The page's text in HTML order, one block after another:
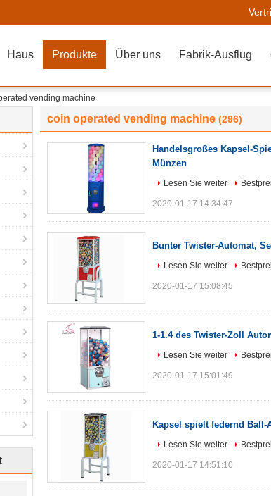
Haus Produkte Über uns Fabrik-Ausflug
vending machine
coin operated vending machine (296)
Handelsgroßes Kapsel-
Münzen
Lesen Sie weiter
2020-01-17 14:34:47
Bunter Twister-Automat,
Lesen Sie weiter
2020-01-17 15:08:45
1-1.4 des Twister-Zoll
Lesen Sie weiter
2020-01-17 15:01:49
Kapsel spielt federnd Ball-
Lesen Sie weiter
2020-01-17 14:51:10